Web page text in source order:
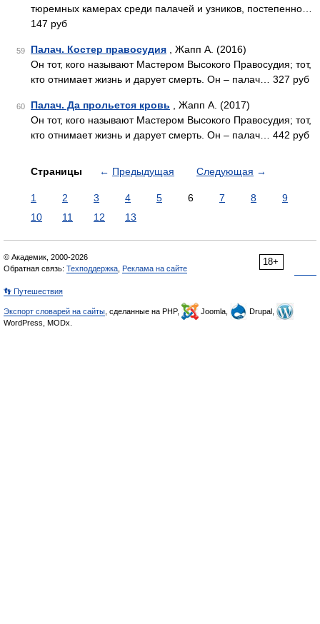
тюремных каме­рах среди палачей и узников, постепенно…
147 руб
59 Палач. Костер правосудия , Жапп А. (2016)
Он тот, кого называют Мастером Высокого Правосудия; тот,
кто отнимает жизнь и дарует смерть. Он – палач… 327 руб
60 Палач. Да прольется кровь , Жапп А. (2017)
Он тот, кого называют Мастером Высокого Правосудия; тот,
кто отнимает жизнь и дарует смерть. Он – палач… 442 руб
Страницы ← Предыдущая Следующая →
1 2 3 4 5 6 7 8
9
10
11 12 13
18+
© Академик, 2000-2026
Обратная связь: Техподдержка Реклама на сайте
👣 Путешествия
Экспорт словарей на сайты , сделанные на PHP, Joomla,
Drupal,
WordPress, MODx.